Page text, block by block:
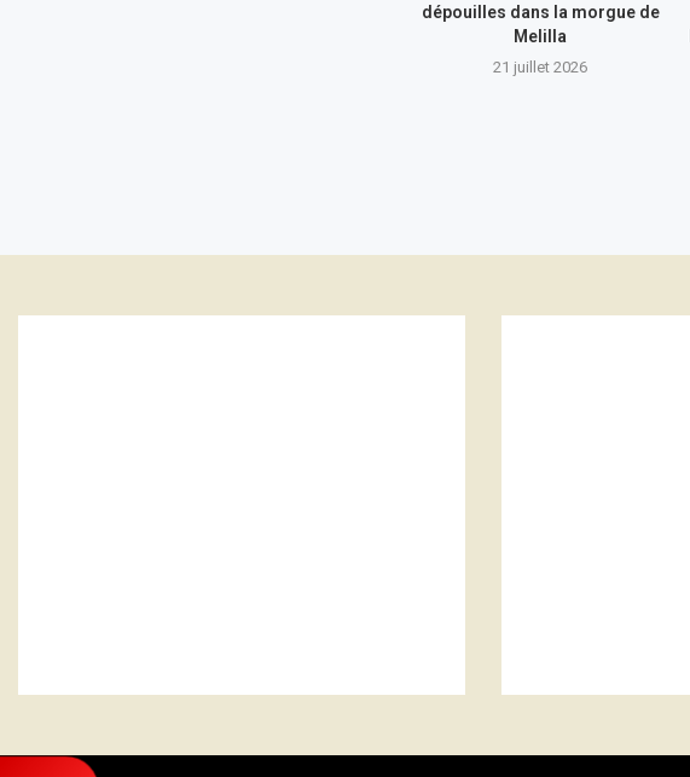
dépouilles dans la morgue de
Melilla
21 juillet 2026